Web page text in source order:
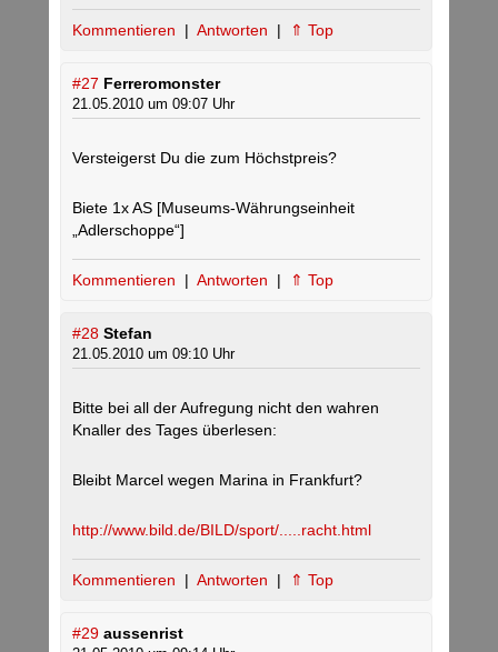
Kommentieren | Antworten | ⇑ Top
#27 Ferreromonster
21.05.2010 um 09:07 Uhr
Versteigerst Du die zum Höchstpreis?
Biete 1x AS [Museums-Währungseinheit
„Adlerschoppe“]
Kommentieren | Antworten | ⇑ Top
#28 Stefan
21.05.2010 um 09:10 Uhr
Bitte bei all der Aufregung nicht den wahren
Knaller des Tages überlesen:
Bleibt Marcel wegen Marina in Frankfurt?
http://www.bild.de/BILD/sport/.....racht.html
Kommentieren | Antworten | ⇑ Top
#29 aussenrist